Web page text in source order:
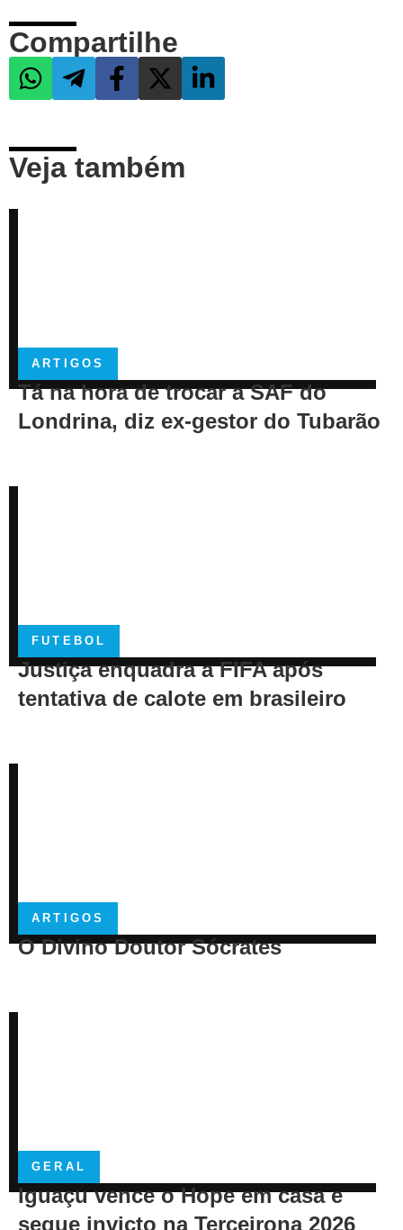
Compartilhe
Veja também
ARTIGOS
Tá na hora de trocar a SAF do
Londrina, diz ex-gestor do Tubarão
FUTEBOL
Justiça enquadra a FIFA após
tentativa de calote em brasileiro
ARTIGOS
O Divino Doutor Sócrates
GERAL
Iguaçu vence o Hope em casa e
segue invicto na Terceirona 2026